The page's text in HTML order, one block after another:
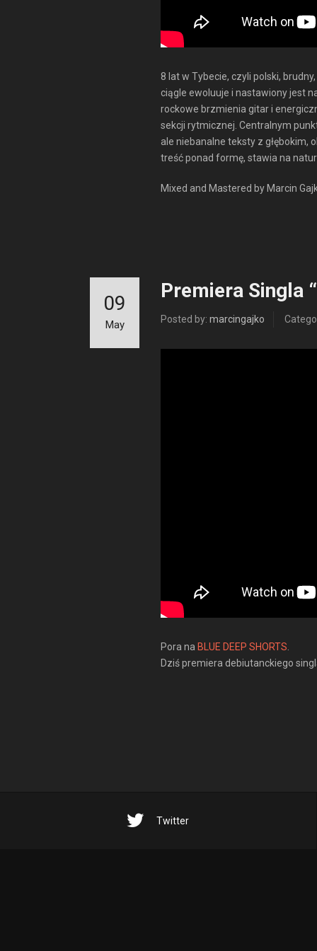
8 lat w Tybecie, czyli polski,
ciągle ewoluuje i nastawiony jest
rockowe brzmienia gitar i
sekcji rytmicznej. Centralnym
ale niebanalne teksty z głębokim,
treść ponad formę, stawia na
Mixed and Mastered by Marcin
Premiera Singla
Posted by: marcingajko
09
May
Pora na BLUE DEEP SHORTS
Dziś premiera debiutanckiego
Twitter